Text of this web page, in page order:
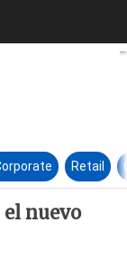
motores en
Retail
nuevo